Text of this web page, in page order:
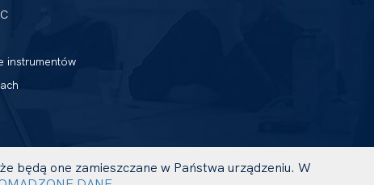
instrumentów
będą one zamieszczane w Państwa urządzeniu. W